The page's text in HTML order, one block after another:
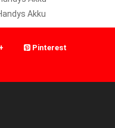
Akku
Pinterest